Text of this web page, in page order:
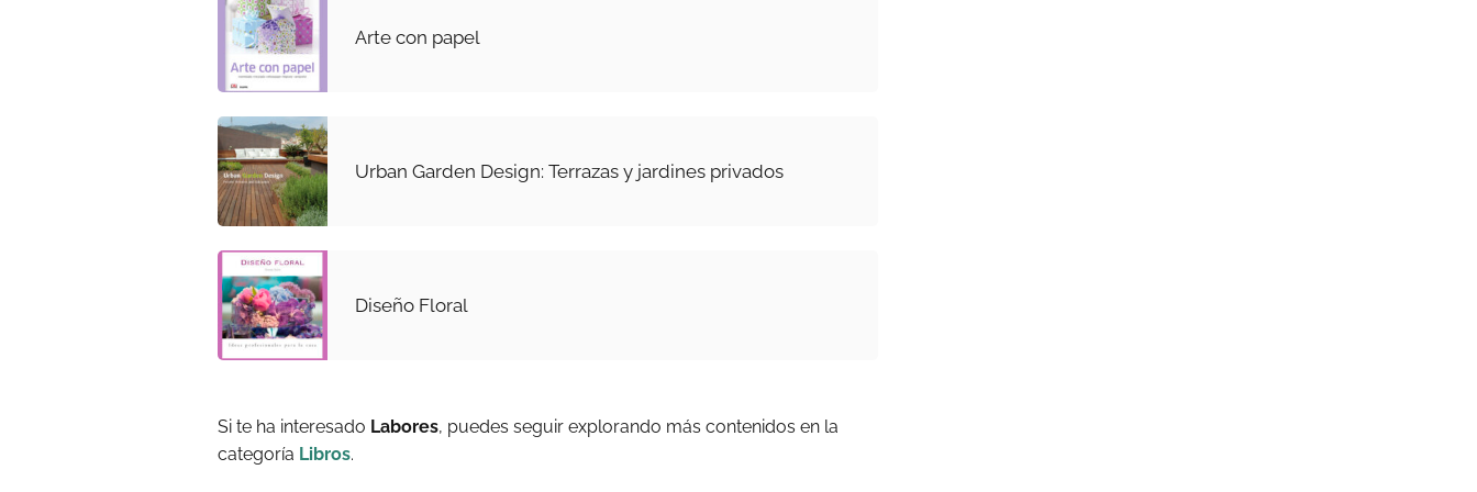
Arte con papel
Urban Garden Design: Terrazas y jardines privados
Diseño Floral
Si te ha interesado Labores, puedes seguir explorando más contenidos en la
categoría Libros.